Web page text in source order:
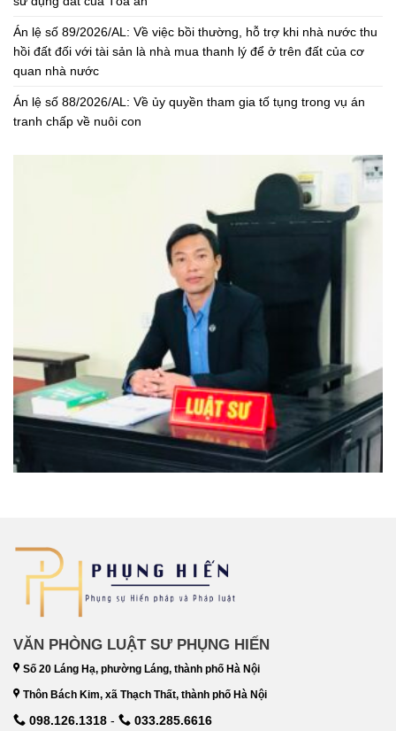
Án lệ số 89/2026/AL: Về việc bồi thường, hỗ trợ khi nhà nước thu
hồi đất đối với tài sản là nhà mua thanh lý để ở trên đất của cơ
quan nhà nước
Án lệ số 88/2026/AL: Về ủy quyền tham gia tố tụng trong vụ án
tranh chấp về nuôi con
VĂN PHÒNG LUẬT SƯ PHỤNG HIẾN
Số 20 Láng Hạ, phường Láng, thành phố Hà Nội
Thôn Bách Kim, xã Thạch Thất, thành phố Hà Nội
098.126.1318 - 033.285.6616